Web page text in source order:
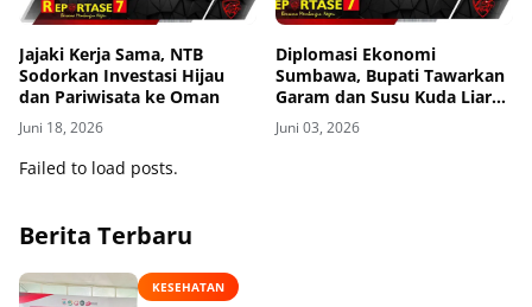
Jajaki Kerja Sama, NTB
Sodorkan Investasi Hijau
dan Pariwisata ke Oman
Juni 18, 2026
Diplomasi Ekonomi
Sumbawa, Bupati Tawarkan
Garam dan Susu Kuda Liar
Saat Terima Dubes
Juni 03, 2026
Failed to load posts.
Berita Terbaru
KESEHATAN